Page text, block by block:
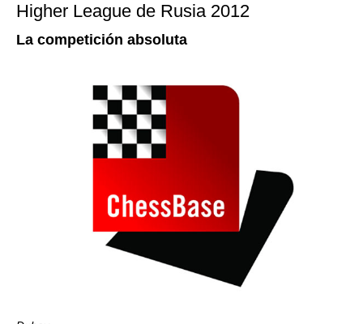
Higher League de Rusia 2012
La competición absoluta